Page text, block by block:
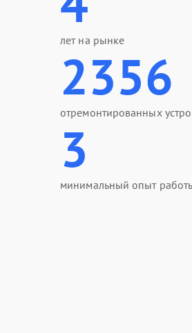
лет на рынке
2356
отремонтированных
3
минимальный опыт